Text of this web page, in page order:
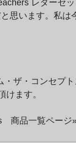
レターセ
思います。私は
ザ・コンセプ
けます。
商品一覧ページ